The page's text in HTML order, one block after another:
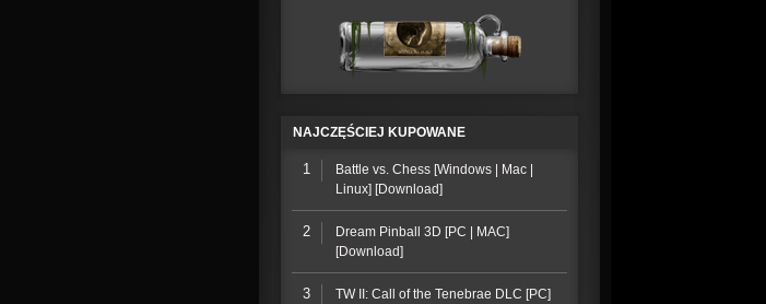
NAJCZĘŚCIEJ KUPOWANE
1
Battle vs. Chess [Windows | Mac |
Linux] [Download]
2
Dream Pinball 3D [PC | MAC]
[Download]
3
TW II: Call of the Tenebrae DLC [PC]